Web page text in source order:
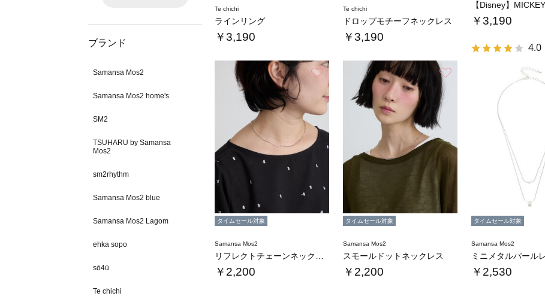
ブランド
Samansa Mos2
Samansa Mos2 home's
SM2
TSUHARU by Samansa
Mos2
sm2rhythm
Samansa Mos2 blue
Samansa Mos2 Lagom
ehka sopo
sō4ū
Te chichi
Te chichi
ラインリング
￥3,190
Te chichi
ドロップモチーフネックレス
￥3,190
￥3,190
4.0
お気に入り
タイムセール対象
Samansa Mos2
￥2,200
タイムセール対象
Samansa Mos2
スモールドットネックレス
￥2,200
タイムセール対象
Samansa Mos2
￥2,530